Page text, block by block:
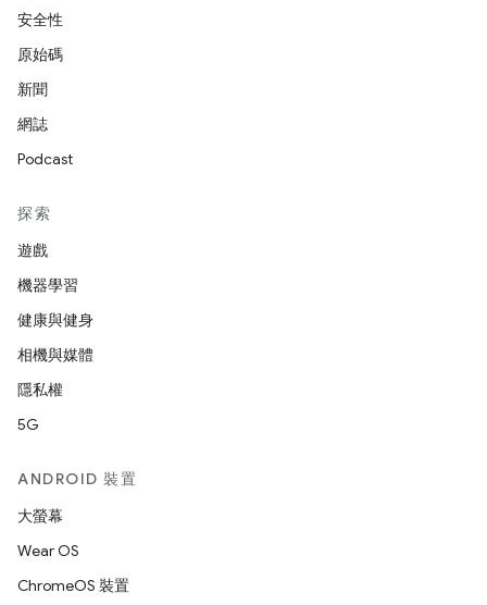
安全性
原始碼
新聞
網誌
Podcast
探索
遊戲
機器學習
健康與健身
相機與媒體
隱私權
5G
ANDROID 裝置
大螢幕
Wear OS
ChromeOS 裝置